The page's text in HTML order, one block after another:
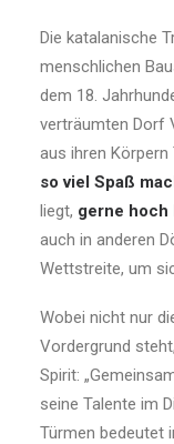
Die katalanische
menschlichen
dem 18.
verträumten Dorf
aus ihren Körpern
so viel Spaß
liegt, gerne hoch
auch in anderen
Wettstreite, um
Wobei nicht nur
Vordergrund
Spirit:
seine Talente im
Türmen bedeutet